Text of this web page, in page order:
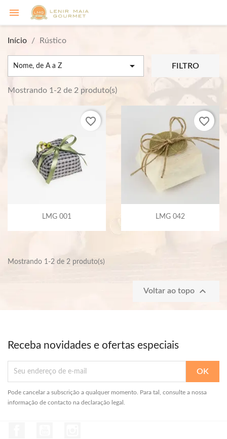

Início Rústico
Nome, de A a Z  FILTRO
Mostrando 1-2 de 2 produto(s)
LMG 001
favorite_border
LMG 042
favorite_border
Mostrando 1-2 de 2 produto(s)
Voltar ao topo 
Receba novidades e ofertas especiais
Pode cancelar a subscrição a qualquer momento. Para tal, consulte a nossa
informação de contacto na declaração legal.